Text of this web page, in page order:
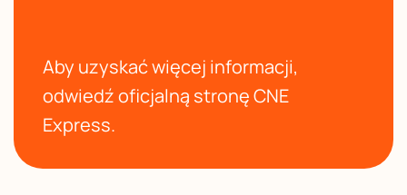
Aby uzyskać więcej informacji,
odwiedź oficjalną stronę CNE
Express.